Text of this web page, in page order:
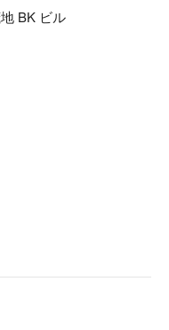
BK ビル